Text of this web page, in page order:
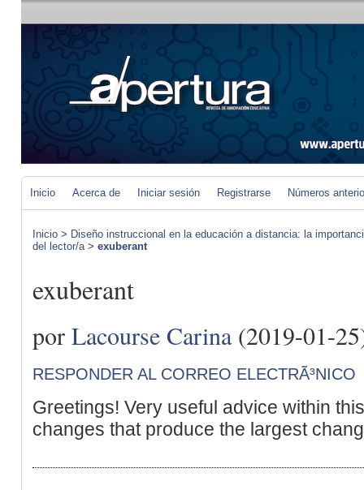
Inicio Acerca de Iniciar sesión Registrarse Números
Inicio > Diseño instruccional en la educación a distancia: la
del lector/a> exuberant
exuberant
por Lacourse Carina(2019-01-
RESPONDER AL CORREO ELECTRÃ³NICO
Greetings! Very useful advice within
changes that produce the largest